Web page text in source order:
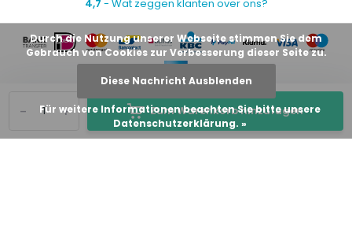
+
- Zum Warenkorb hinzufügen
4,7 - Wat zeggen klanten over ons?
Durch die Nutzung unserer Webseite stimmen Sie dem
Gebrauch von Cookies zur Verbesserung dieser Seite zu.
Diese Nachricht Ausblenden
Für weitere Informationen beachten Sie bitte unsere
Datenschutzerklärung. »